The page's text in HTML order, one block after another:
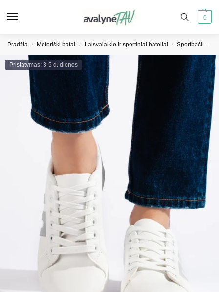
0
Pradžia / Moteriški batai / Laisvalaikio ir sportiniai bateliai / Sportbačiai moterims
Pristatymas: 3-5 d. dienos